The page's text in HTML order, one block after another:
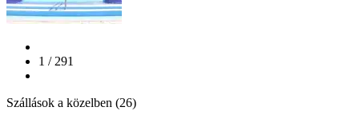
1 / 291
Szállások a közelben (26)